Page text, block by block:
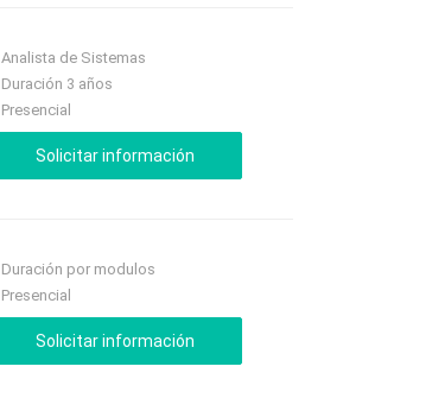
Analista de Sistemas
Duración 3 años
Presencial
Duración por modulos
Presencial